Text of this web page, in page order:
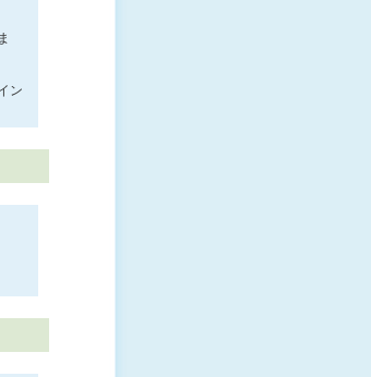
ン